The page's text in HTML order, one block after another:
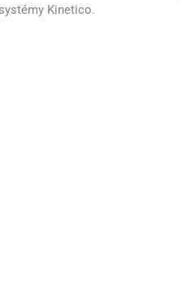
Kinetico.